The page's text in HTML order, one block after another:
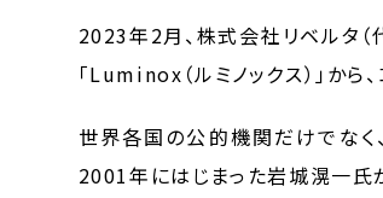
2023年2月、株式会社リベルタ
「Luminox（ルミノックス）」か
世界各国の公的機関だけでなく
2001年にはじまった岩城滉一氏